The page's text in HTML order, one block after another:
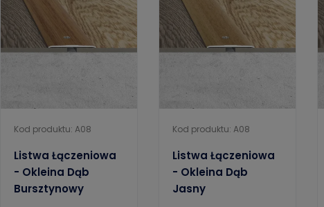
Kod produktu: A08
Listwa Łączeniowa
- Okleina Dąb
Bursztynowy
Kod produktu: A08
Listwa Łączeniowa
- Okleina Dąb
Jasny